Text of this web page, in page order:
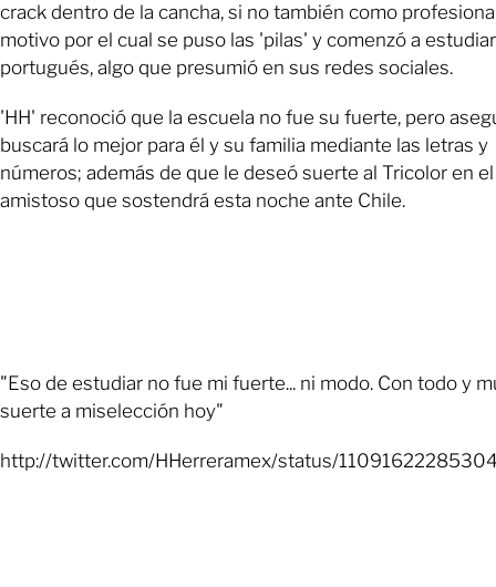
crack dentro de la cancha, si no también como
motivo por el cual se puso las 'pilas' y comenzó a estudiar
portugués, algo que presumió en sus redes sociales.
'HH' reconoció que la escuela no fue su fuerte, pero
buscará lo mejor para él y su familia mediante las letras y
números; además de que le deseó suerte al Tricolor en
amistoso que sostendrá esta noche ante Chile.
"Eso de estudiar no fue mi fuerte... ni modo. Con todo y
suerte a miselección hoy"
http://twitter.com/HHerreramex/status/